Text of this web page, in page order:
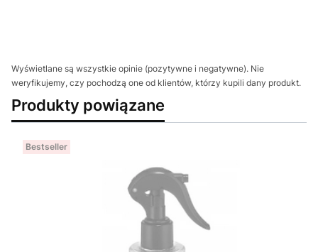
Wyświetlane są wszystkie opinie (pozytywne i negatywne). Nie
weryfikujemy, czy pochodzą one od klientów, którzy kupili dany produkt.
Produkty powiązane
Bestseller